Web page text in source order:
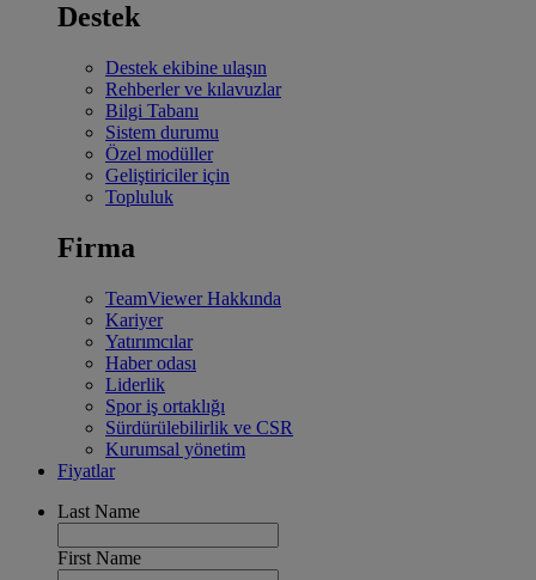
Destek
Destek ekibine ulaşın
Rehberler ve kılavuzlar
Bilgi Tabanı
Sistem durumu
Özel modüller
Geliştiriciler için
Topluluk
Firma
TeamViewer Hakkında
Kariyer
Yatırımcılar
Haber odası
Liderlik
Spor iş ortaklığı
Sürdürülebilirlik ve CSR
Kurumsal yönetim
Fiyatlar
Last Name
First Name